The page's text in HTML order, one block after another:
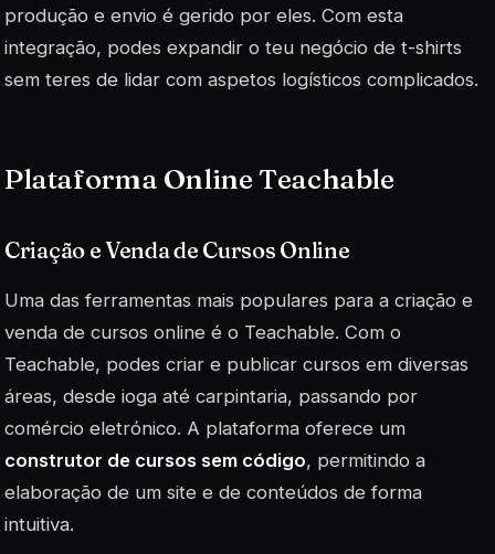
produção e envio é gerido por eles. Com esta
integração, podes expandir o teu negócio de t-shirts
sem teres de lidar com aspetos logísticos complicados.
Plataforma Online Teachable
Criação e Venda de Cursos Online
Uma das ferramentas mais populares para a criação e
venda de cursos online é o Teachable. Com o
Teachable, podes criar e publicar cursos em diversas
áreas, desde ioga até carpintaria, passando por
comércio eletrónico. A plataforma oferece um
construtor de cursos sem código, permitindo a
elaboração de um site e de conteúdos de forma
intuitiva.